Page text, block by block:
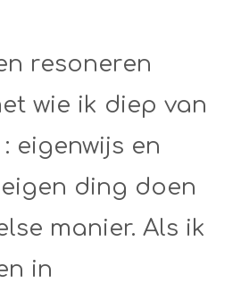
resoneren
wie ik diep van
eigenwijs en
ding doen
manier. Als ik
in